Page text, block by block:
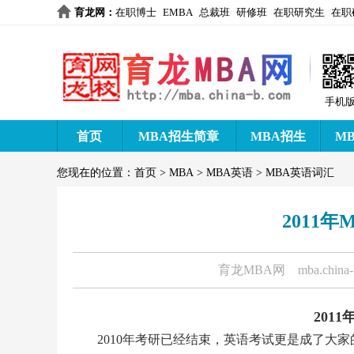
育龙网 ： 在职博士 EMBA 总裁班 研修班 在职研究生 在职
手机
首页 MBA招生简章 MBA招生
您现在的位置： 首页 > MBA > MBA英语 > MBA英语词汇
2011年
育龙MBA网
2011
2010年考研已经结束，英语考试更是成了大